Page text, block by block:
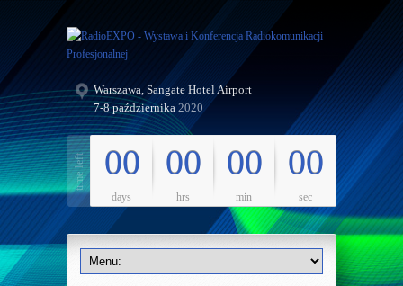
Warszawa, Sangate Hotel Airport
7-8 października 2020
00
days
00
hrs
00
min
00
sec